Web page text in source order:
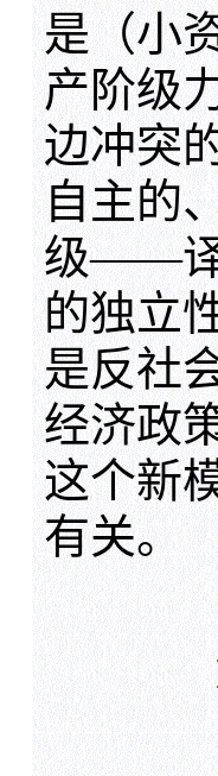
是（小
产阶级
边冲突
自主的
级——译
的独立
是反社
经济政
这个新
有关。